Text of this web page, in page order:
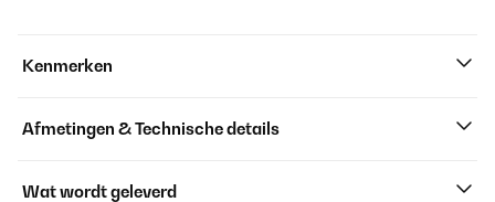
Kenmerken
Afmetingen & Technische details
Wat wordt geleverd